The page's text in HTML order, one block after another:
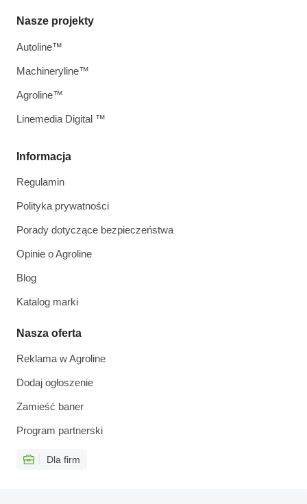
Informacja
Regulamin
Polityka prywatności
Porady dotyczące bezpieczeństwa
Opinie o Agroline
Blog
Katalog marki
Nasza oferta
Reklama w Agroline
Dodaj ogłoszenie
Zamieść baner
Program partnerski
Dla firm
Nasze projekty
Autoline™
Machineryline™
Agroline™
Linemedia Digital ™